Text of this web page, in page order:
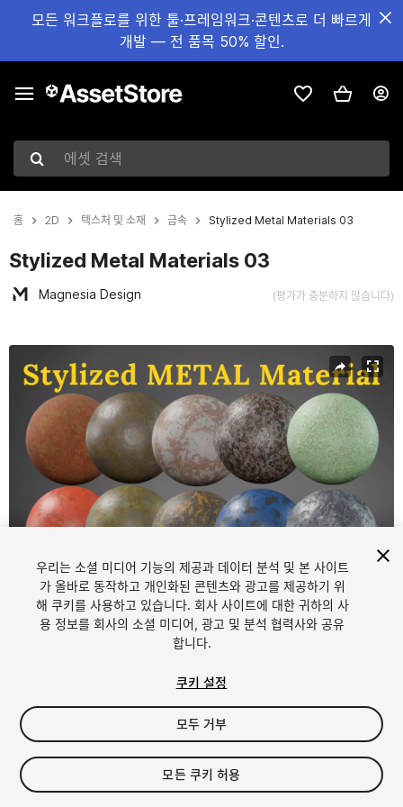
모든 워크플로를 위한 툴·프레임워크·콘텐츠로 더 빠르게
개발 — 전 품목 50% 할인.
에셋 검색
홈 2D 텍스처 및 소재 금속 Stylized Metal Materials 03
Stylized Metal Materials 03
Magnesia Design (평가가 충분하지 않습니다)
1/11
$9.99
세금/부가세는 결제 시 반영됩니다.
우리는 소셜 미디어 기능의 제공과 데이터 분석 및 본 사이트
가 올바로 동작하고 개인화된 콘텐츠와 광고를 제공하기 위
해 쿠키를 사용하고 있습니다. 회사 사이트에 대한 귀하의 사
용 정보를 회사의 소셜 미디어, 광고 및 분석 협력사와 공유
합니다.
쿠키 설정
모두 거부
모든 쿠키 허용